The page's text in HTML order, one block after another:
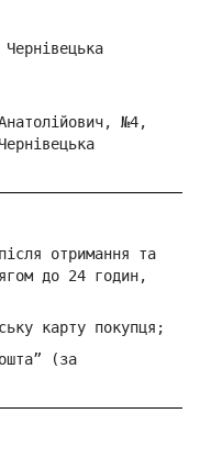
Чернівецька
№4,
Чернівецька
отримання та
до 24 годин,
карту покупця;
(за